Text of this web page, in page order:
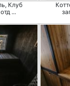
Клуб
...